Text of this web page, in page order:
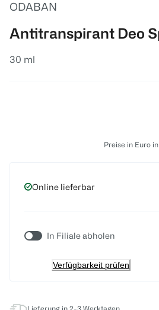
ODABAN
Antitranspirant Deo
30 ml
Preise in Euro
Online lieferbar
In Filiale abholen
Verfügbarkeit prüfen
Lieferung in 2-3 Werktagen